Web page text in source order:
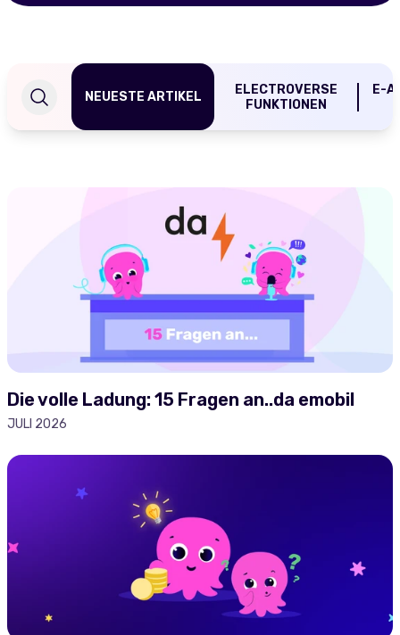
NEUESTE ARTIKEL
ELECTROVERSE
FUNKTIONEN
E-
Die volle Ladung: 15 Fragen an..da emobil
JULI 2026